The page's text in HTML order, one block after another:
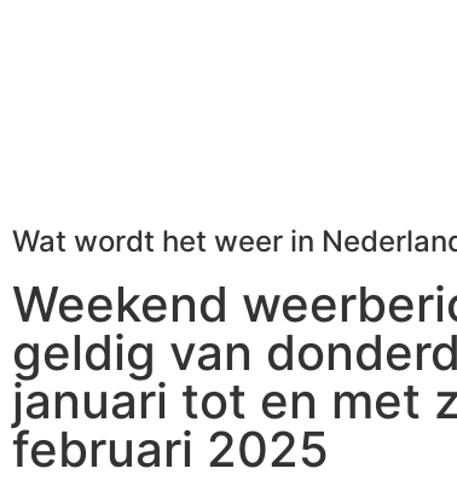
Wat wordt het weer in
Weekend
geldig van
januari tot en met
februari 2025